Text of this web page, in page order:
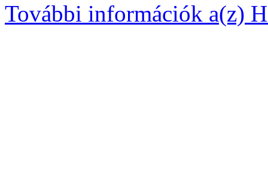
További információk a(z)